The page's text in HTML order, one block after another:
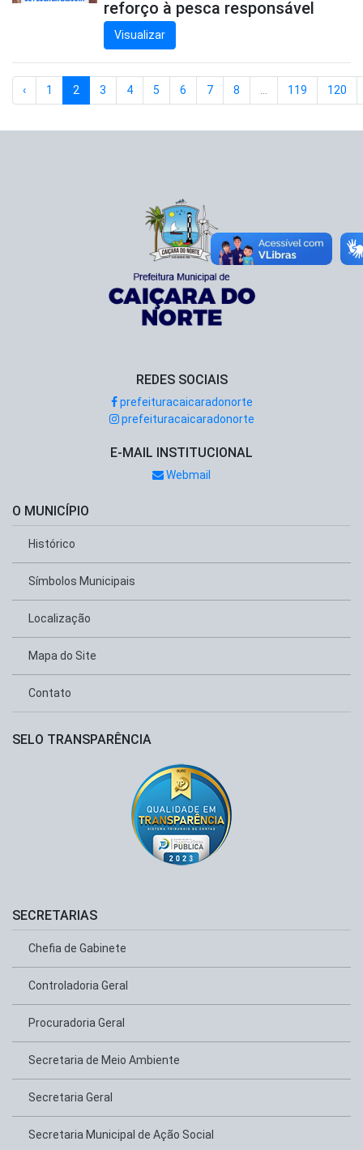
reforço à pesca responsável
Visualizar
‹ 1 2 3 4 5 6 7 8 119 120
REDES SOCIAIS
prefeituracaicaradonorte
prefeituracaicaradonorte
E-MAIL INSTITUCIONAL
Webmail
O MUNICÍPIO
Histórico
Símbolos Municipais
Localização
Mapa do Site
Contato
SELO TRANSPARÊNCIA
SECRETARIAS
Chefia de Gabinete
Controladoria Geral
Procuradoria Geral
Secretaria de Meio Ambiente
Secretaria Geral
Secretaria Municipal de Ação Social